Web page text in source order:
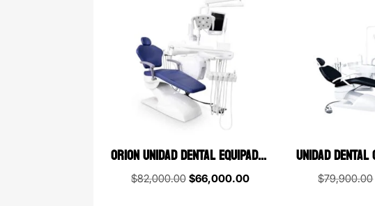
ORION UNIDAD DENTAL EQUIPADA DBA
$82,000.00 Original
$66,000.00Current
$79,900.00